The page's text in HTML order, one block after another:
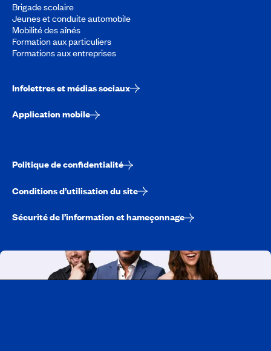
Brigade scolaire
Jeunes et conduite automobile
Mobilité des aînés
Formation aux particuliers
Formations aux entreprises
Infolettres et médias sociaux
Application mobile
Politique de confidentialité
Conditions d’utilisation du site
Sécurité de l’information et hameçonnage